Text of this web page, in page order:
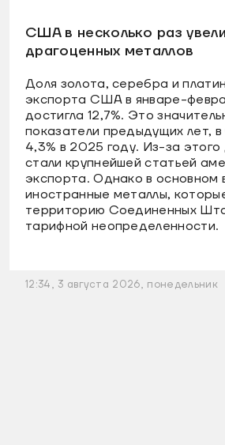
США в несколько раз
драгоценных металлов
Доля золота, серебра и
экспорта США в январе-
достигла 12,7%. Это
показатели предыдущих лет, в
4,3% в 2025 году. Из-за этого
стали крупнейшей статьей
экспорта. Однако в основном
иностранные металлы,
территорию Соединенных
тарифной неопределенности.
12:34, 3 августа 2026, понедельник